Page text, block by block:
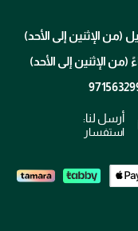
أرسل لنا:
استفسار